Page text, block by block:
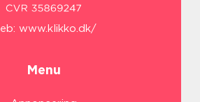
www.klikko.dk/
Menu